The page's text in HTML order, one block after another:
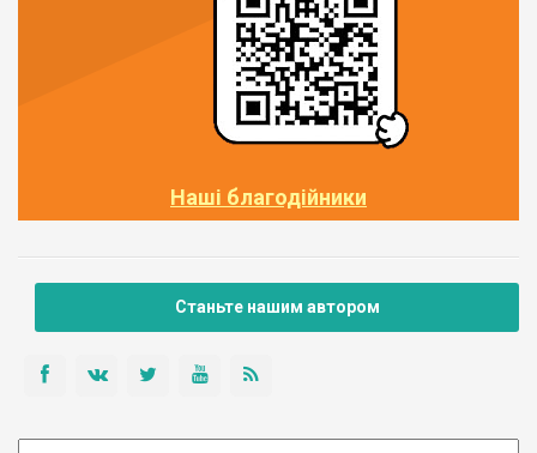
Наші благодійники
Станьте нашим автором